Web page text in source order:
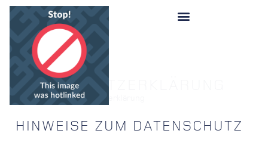
DATENSCHUTZERKLÄRUNG
Startseite»Datenschutzerklärung
HINWEISE ZUM DATENSCHUTZ